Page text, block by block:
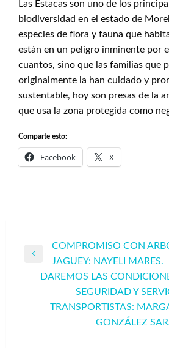
Las Estacas son uno de los
biodiversidad en el estado de
especies de flora y fauna que
están en un peligro inminente por
cuantos, sino que las familias que
originalmente la han cuidado y
sustentable, hoy son presas de la
que usa la zona protegida como
Comparte esto:
Facebook X
Navegación
entradas
Entrada
anterior
COMPROMISO CON
JAGUEY: NAYELI MARES.
Entrada
DAREMOS LAS
SEGURIDAD Y
TRANSPORTISTAS:
GONZÁLEZ